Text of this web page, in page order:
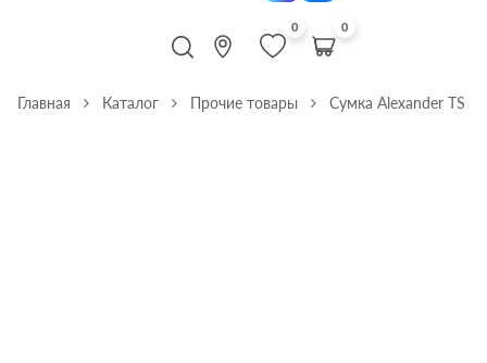
0 0
Главная Каталог Прочие товары Сумка Alexander TS